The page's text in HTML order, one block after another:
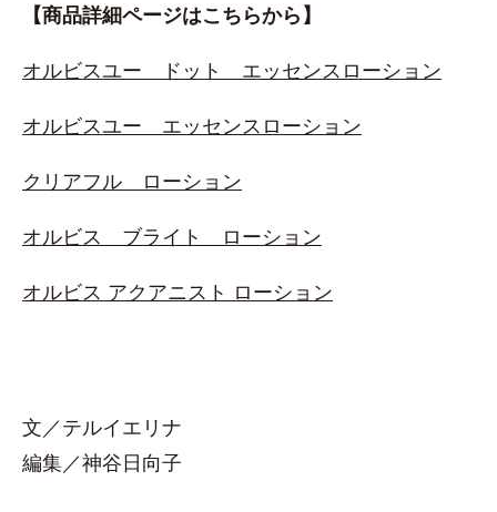
【商品詳細ページはこちらから】
オルビスユー ドット エッセンスローション
オルビスユー エッセンスローション
クリアフル ローション
オルビス ブライト ローション
オルビス アクアニスト ローション
文／テルイエリナ
編集／神谷日向子